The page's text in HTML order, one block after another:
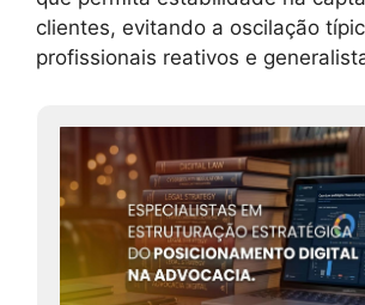
clientes, evitando a oscilação
profissionais reativos e